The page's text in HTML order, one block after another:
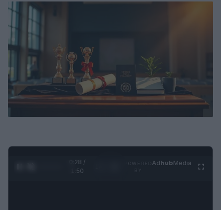
0:29 /
1:50
AdhubMedia